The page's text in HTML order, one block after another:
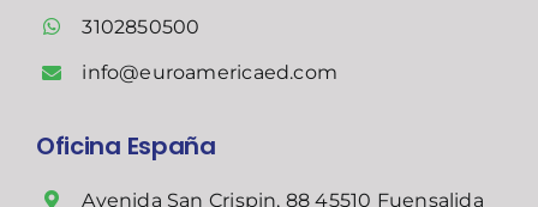
3102850500
info@euroamericaed.com
Oficina España
Avenida San Crispin, 88 45510 Fuensalida